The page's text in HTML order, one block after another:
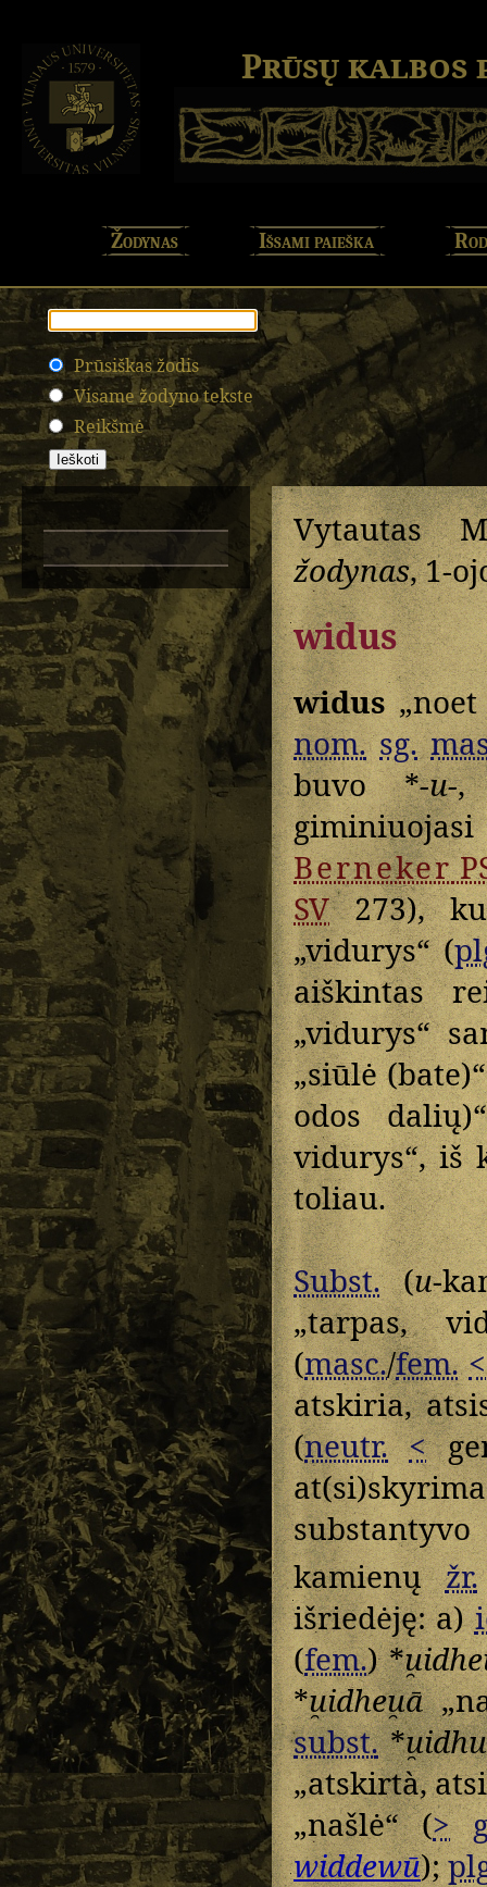
Prūsų kalbos
Žodynas Išsami paieška
Prūsiškas žodis
Visame žodyno tekste
Reikšmė
Vytautas
žodynas, 1-
widus
widus„noet
nom. sg.
buvo *-u-
Berneker
SV273),
„vidurys“ (
aiškintas
„vidurys“
„siūlė
odos
vidurys“, iš
toliau.
Subst.(u-
„tarpas,
(masc./fem. <
atskiria,
(neutr. <
kamienųžr.
išriedėję: a)
(fem.) *
*u̯idheu̯ā
subst.*u̯idhu
„atskirtà,
„našlė“ (>
widdewū);